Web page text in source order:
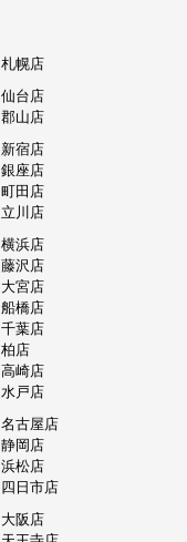
札幌店
仙台店
郡山店
新宿店
銀座店
町田店
立川店
横浜店
藤沢店
大宮店
船橋店
千葉店
柏店
高崎店
水戸店
名古屋店
静岡店
浜松店
四日市店
大阪店